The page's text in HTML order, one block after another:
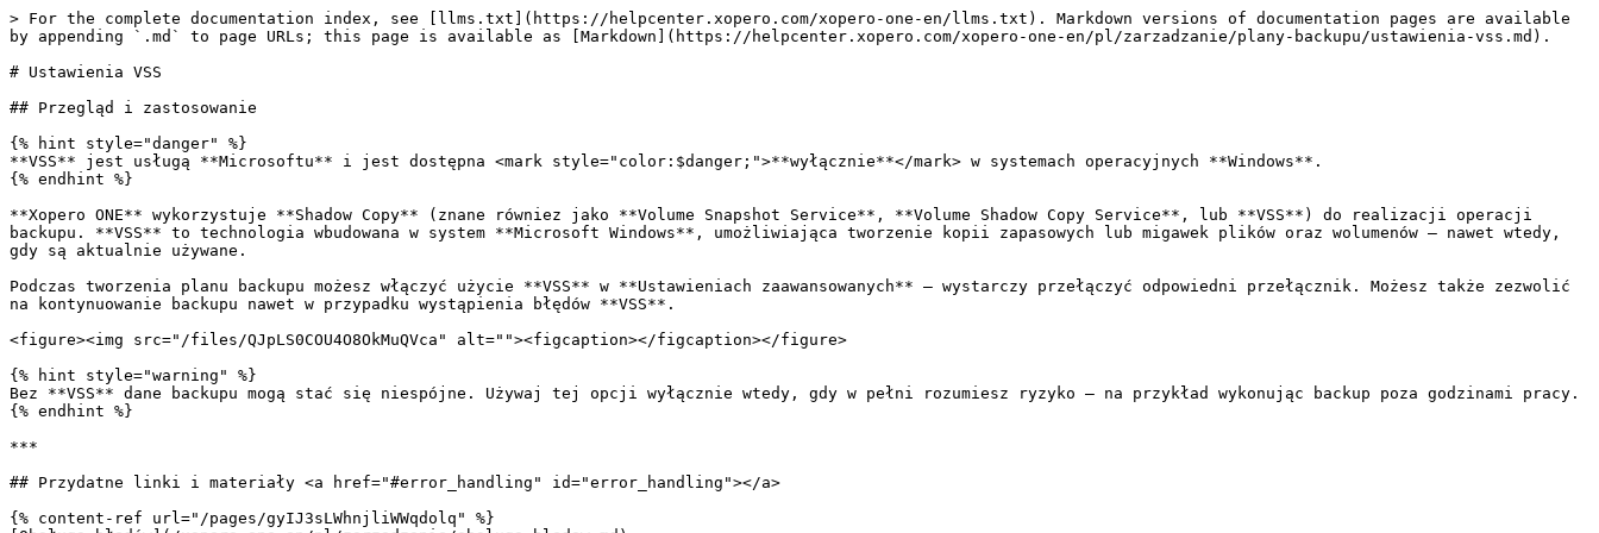
> For the complete documentation index, see [llms.txt](https://helpcenter.xopero.com/xopero-one-en/llms.txt). Markdown versions of documentation pages are available
by appending `.md` to page URLs; this page is available as [Markdown](https://helpcenter.xopero.com/xopero-one-en/pl/zarzadzanie/plany-backupu/ustawienia-vss.md).
# Ustawienia VSS
## Przegląd i zastosowanie
{% hint style="danger" %}
**VSS** jest usługą **Microsoftu** i jest dostępna <mark style="color:$danger;">**wyłącznie**</mark> w systemach operacyjnych **Windows**.
{% endhint %}
**Xopero ONE** wykorzystuje **Shadow Copy** (znane równiez jako **Volume Snapshot Service**, **Volume Shadow Copy Service**, lub **VSS**) do realizacji operacji
backupu. **VSS** to technologia wbudowana w system **Microsoft Windows**, umożliwiająca tworzenie kopii zapasowych lub migawek plików oraz wolumenów — nawet wtedy,
gdy są aktualnie używane.
Podczas tworzenia planu backupu możesz włączyć użycie **VSS** w **Ustawieniach zaawansowanych** — wystarczy przełączyć odpowiedni przełącznik. Możesz także zezwolić
na kontynuowanie backupu nawet w przypadku wystąpienia błędów **VSS**.
<figure><img src="/files/QJpLS0COU4O8OkMuQVca" alt=""><figcaption></figcaption></figure>
{% hint style="warning" %}
Bez **VSS** dane backupu mogą stać się niespójne. Używaj tej opcji wyłącznie wtedy, gdy w pełni rozumiesz ryzyko — na przykład wykonując backup poza godzinami pracy.
{% endhint %}
***
## Przydatne linki i materiały <a href="#error_handling" id="error_handling"></a>
{% content-ref url="/pages/gyIJ3sLWhnjliWWqdolq" %}